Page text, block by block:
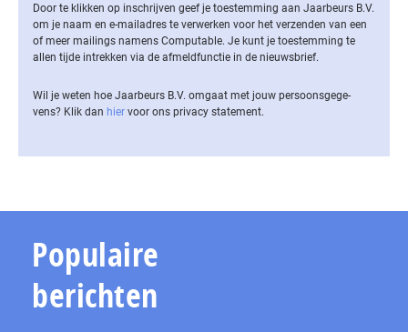
Door te klikken op inschrijven geef je toestemming aan Jaarbeurs B.V.
om je naam en e-mailadres te verwerken voor het verzenden van een
of meer mailings namens Computable. Je kunt je toestemming te
allen tijde intrekken via de af­meld­func­tie in de nieuwsbrief.
Wil je weten hoe Jaarbeurs B.V. omgaat met jouw per­soons­ge­ge­
vens? Klik dan hier voor ons privacy statement.
Populaire
berichten